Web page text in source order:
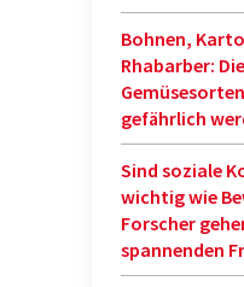
Bohnen,
Rhabarber:
gefährlich
Sind soziale
wichtig wie
Forscher
spannenden